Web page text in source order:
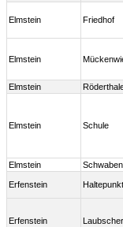
Elmstein Friedhof
Elmstein
Elmstein
Elmstein Schule
Elmstein
Erfenstein Haltepunkt
Erfenstein Laubscher